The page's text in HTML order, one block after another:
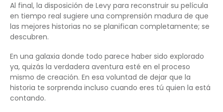
Al final, la disposición de Levy para reconstruir su película
en tiempo real sugiere una comprensión madura de que
las mejores historias no se planifican completamente; se
descubren.
En una galaxia donde todo parece haber sido explorado
ya, quizás la verdadera aventura esté en el proceso
mismo de creación. En esa voluntad de dejar que la
historia te sorprenda incluso cuando eres tú quien la está
contando.